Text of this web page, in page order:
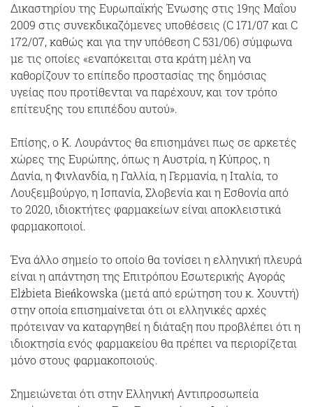
Δικαστηρίου της Ευρωπαϊκής Ένωσης στις 19ης Μαΐου
2009 στις συνεκδικαζόμενες υποθέσεις (C 171/07 και C
172/07, καθώς και για την υπόθεση C 531/06) σύμφωνα
με τις οποίες «εναπόκειται στα κράτη μέλη να
καθορίζουν το επίπεδο προστασίας της δημόσιας
υγείας που προτίθενται να παρέχουν, και τον τρόπο
επίτευξης του επιπέδου αυτού».
Επίσης, ο Κ. Λουράντος θα επισημάνει πως σε αρκετές
χώρες της Ευρώπης, όπως η Αυστρία, η Κύπρος, η
Δανία, η Φινλανδία, η Γαλλία, η Γερμανία, η Ιταλία, το
Λουξεμβούργο, η Ισπανία, Σλοβενία και η Εσθονία από
το 2020, ιδιοκτήτες φαρμακείων είναι αποκλειστικά
φαρμακοποιοί.
Ένα άλλο σημείο το οποίο θα τονίσει η ελληνική πλευρά
είναι η απάντηση της Επιτρόπου Εσωτερικής Αγοράς
Elżbieta Bieńkowska (μετά από ερώτηση του κ. Χουντή)
στην οποία επισημαίνεται ότι οι ελληνικές αρχές
πρότειναν να καταργηθεί η διάταξη που προβλέπει ότι η
ιδιοκτησία ενός φαρμακείου θα πρέπει να περιορίζεται
μόνο στους φαρμακοποιούς.
Σημειώνεται ότι στην Ελληνική Αντιπροσωπεία